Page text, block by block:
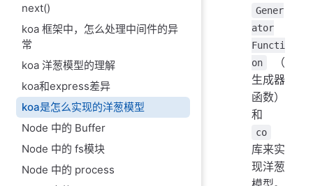
next()
koa 框架中，怎么处理中间件的异
常
koa 洋葱模型的理解
koa和express差异
koa是怎么实现的洋葱模型
Node 中的 Buffer
Node 中的 fs模块
Node 中的 process
Gener
ator
Functi
on
（
生成器
函数）
和
co
库来实
现洋葱